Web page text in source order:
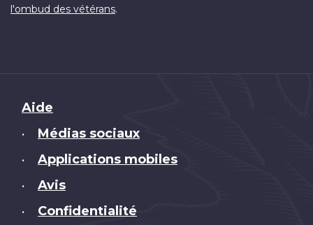
l'ombud des vétérans.
Brand
Aide
• Médias sociaux
• Applications mobiles
• Avis
• Confidentialité